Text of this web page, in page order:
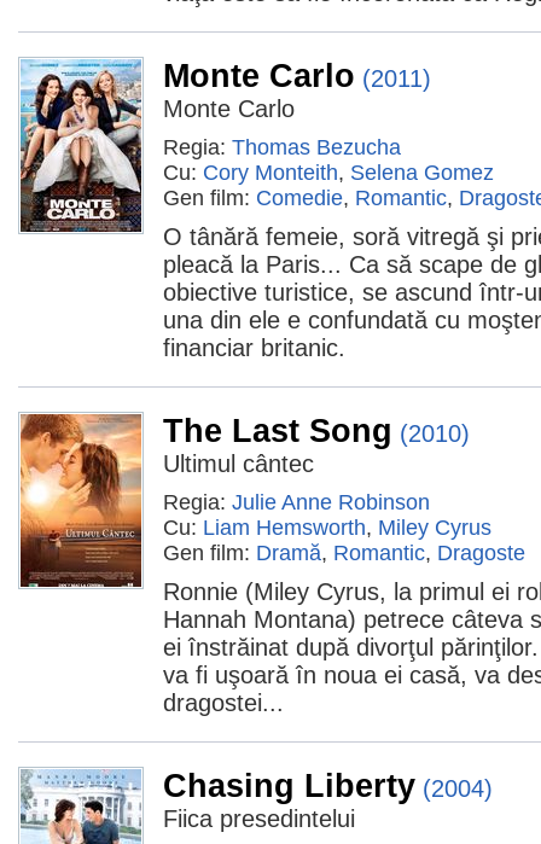
Monte Carlo (2011)
Monte Carlo
Regia: Thomas Bezucha
Cu: Cory Monteith, Selena Gomez
Gen film: Comedie, Romantic,
O tânără femeie, soră vitregă şi
pleacă la Paris... Ca să scape de
obiective turistice, se ascund într-
una din ele e confundată cu
financiar britanic.
The Last Song (2010)
Ultimul cântec
Regia: Julie Anne Robinson
Cu: Liam Hemsworth, Miley Cyrus
Gen film: Dramă, Romantic, Dragoste
Ronnie (Miley Cyrus, la primul ei
Hannah Montana) petrece câteva
ei înstrăinat după divorţul
va fi uşoară în noua ei casă, va
dragostei...
Chasing Liberty (2004)
Fiica presedintelui